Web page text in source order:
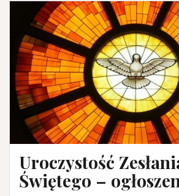
Uroczystość
Świętego –